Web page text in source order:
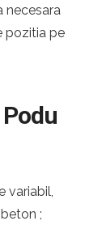
necesara
pozitia pe
variabil,
;